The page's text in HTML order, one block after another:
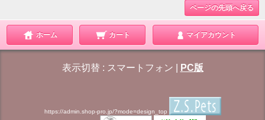
ページの先頭へ戻る
ホーム カート マイアカウント
表示切替 : スマートフォン PC版
https://admin.shop-pro.jp/?mode=design_top